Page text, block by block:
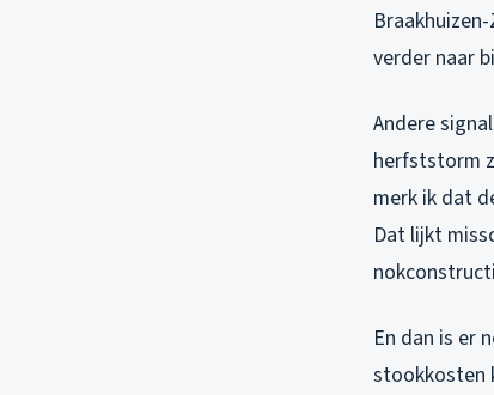
verder naar
Andere
herfststorm
merk ik dat
Dat lijkt
En dan is er
stookkosten